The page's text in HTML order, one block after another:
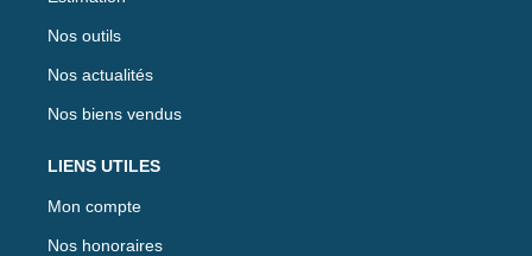
Nos outils
Nos actualités
Nos biens vendus
LIENS UTILES
Mon compte
Nos honoraires